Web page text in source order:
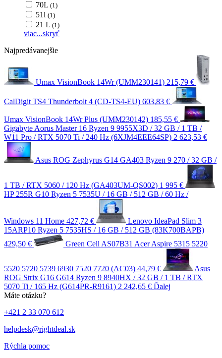
70L (1)
51l (1)
21 L (1)
viac...skryť
Najpredávanejšie
Umax VisionBook 14Wr (UMM230141) 215,79 €
CalDigit TS4 Thunderbolt 4 (CD-TS4-EU) 603,83 €
Umax VisionBook 14Wr Plus (UMM230142) 185,55 €
Gigabyte Aorus Master 16 Ryzen 9 9955X3D / 32 GB / 1 TB /
W11 Pro / RTX 5070 Ti / 240 Hz (6XJM4EEE64SP) 2 623,53 €
Asus ROG Zephyrus G14 GA403 Ryzen 9 270 / 32 GB /
1 TB / RTX 5060 / 120 Hz (GA403UM-QS002) 1 995 €
HP 255R G10 Ryzen 5 7535U / 16 GB / 512 GB / 60 Hz /
Windows 11 Home 427,72 €
Lenovo IdeaPad Slim 3
15ARP10 Ryzen 5 7535HS / 16 GB / 512 GB (83K700BAPB)
429,50 €
Green Cell AS07B31 Acer Aspire 5315 5220
5520 5720 5739 6930 7520 7720 (AC03) 44,79 €
Asus
ROG Strix G16 G614 Ryzen 9 8940HX / 32 GB / 1 TB / RTX
5070 Ti / 165 Hz (G614PR-R9161) 2 242,65 € Ďalej
Máte otázku?
+421 2 33 070 612
helpdesk@rightdeal.sk
Rýchla pomoc